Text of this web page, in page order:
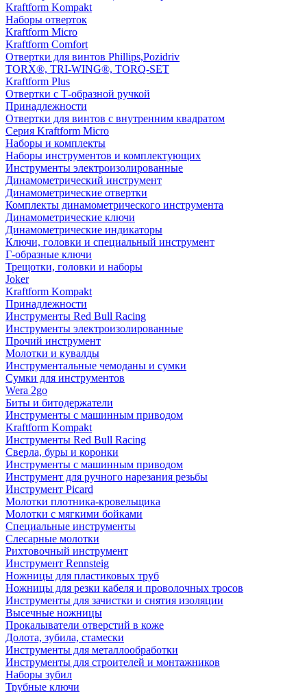
Kraftform Kompakt
Наборы отверток
Kraftform Micro
Kraftform Comfort
Отвертки для винтов Phillips,Pozidriv
TORX®, TRI-WING®, TORQ-SET
Kraftform Plus
Отвертки с Т-образной ручкой
Принадлежности
Отвертки для винтов с внутренним квадратом
Серия Kraftform Micro
Наборы и комплекты
Наборы инструментов и комплектующих
Инструменты электроизолированные
Динамометрический инструмент
Динамометрические отвертки
Комплекты динамометрического инструмента
Динамометрические ключи
Динамометрические индикаторы
Ключи, головки и специальный инструмент
Г-образные ключи
Трещотки, головки и наборы
Joker
Kraftform Kompakt
Принадлежности
Инструменты Red Bull Racing
Инструменты электроизолированные
Прочий инструмент
Молотки и кувалды
Инструментальные чемоданы и сумки
Сумки для инструментов
Wera 2go
Биты и битодержатели
Инструменты с машинным приводом
Kraftform Kompakt
Инструменты Red Bull Racing
Сверла, буры и коронки
Инструменты с машинным приводом
Инструмент для ручного нарезания резьбы
Инструмент Picard
Молотки плотника-кровельщика
Молотки с мягкими бойками
Специальные инструменты
Слесарные молотки
Рихтовочный инструмент
Инструмент Rennsteig
Ножницы для пластиковых труб
Ножницы для резки кабеля и проволочных тросов
Инструменты для зачистки и снятия изоляции
Высечные ножницы
Прокалыватели отверстий в коже
Долота, зубила, стамески
Инструменты для металлообработки
Инструменты для строителей и монтажников
Наборы зубил
Трубные ключи